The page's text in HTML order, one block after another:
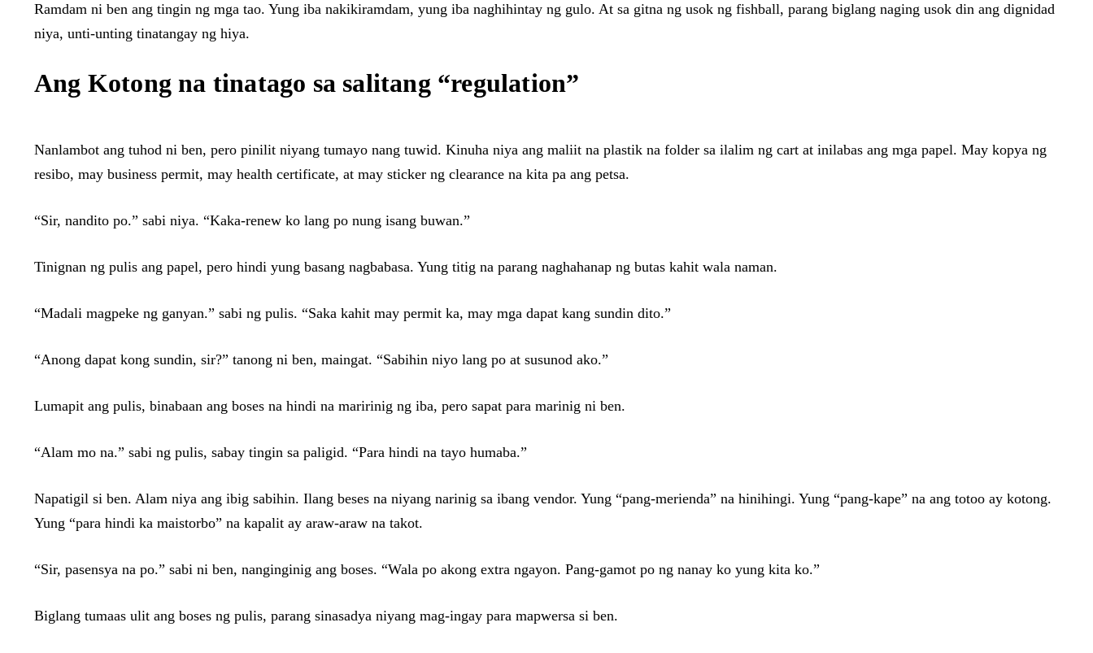
Ramdam ni ben ang tingin ng mga tao. Yung iba nakikiramdam, yung iba naghihintay ng gulo. At sa gitna ng usok ng fishball, parang biglang naging usok din ang dignidad
niya, unti-unting tinatangay ng hiya.
Ang Kotong na tinatago sa salitang “regulation”
Nanlambot ang tuhod ni ben, pero pinilit niyang tumayo nang tuwid. Kinuha niya ang maliit na plastik na folder sa ilalim ng cart at inilabas ang mga papel. May kopya ng
resibo, may business permit, may health certificate, at may sticker ng clearance na kita pa ang petsa.
“Sir, nandito po.” sabi niya. “Kaka-renew ko lang po nung isang buwan.”
Tinignan ng pulis ang papel, pero hindi yung basang nagbabasa. Yung titig na parang naghahanap ng butas kahit wala naman.
“Madali magpeke ng ganyan.” sabi ng pulis. “Saka kahit may permit ka, may mga dapat kang sundin dito.”
“Anong dapat kong sundin, sir?” tanong ni ben, maingat. “Sabihin niyo lang po at susunod ako.”
Lumapit ang pulis, binabaan ang boses na hindi na maririnig ng iba, pero sapat para marinig ni ben.
“Alam mo na.” sabi ng pulis, sabay tingin sa paligid. “Para hindi na tayo humaba.”
Napatigil si ben. Alam niya ang ibig sabihin. Ilang beses na niyang narinig sa ibang vendor. Yung “pang-merienda” na hinihingi. Yung “pang-kape” na ang totoo ay kotong.
Yung “para hindi ka maistorbo” na kapalit ay araw-araw na takot.
“Sir, pasensya na po.” sabi ni ben, nanginginig ang boses. “Wala po akong extra ngayon. Pang-gamot po ng nanay ko yung kita ko.”
Biglang tumaas ulit ang boses ng pulis, parang sinasadya niyang mag-ingay para mapwersa si ben.